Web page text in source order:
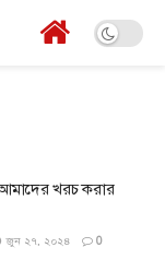
খরচ করার
জুন ২৭, ২০২৪ 0